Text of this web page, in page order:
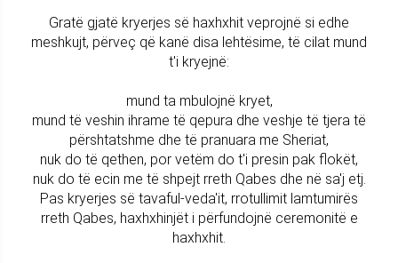
Gratë gjatë kryerjes së haxhxhit veprojnë si edhe
meshkujt, përveç që kanë disa lehtësime, të cilat mund
t'i kryejnë:
mund ta mbulojnë kryet,
mund të veshin ihrame të qepura dhe veshje të tjera të
përshtatshme dhe të pranuara me Sheriat,
nuk do të qethen, por vetëm do t'i presin pak flokët,
nuk do të ecin me të shpejt rreth Qabes dhe në sa'j etj.
Pas kryerjes së tavaful-veda'it, rrotullimit lamtumirës
rreth Qabes, haxhxhinjët i përfundojnë ceremonitë e
haxhxhit.